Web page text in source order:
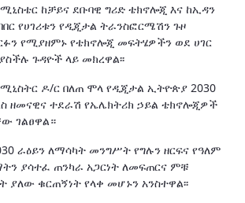
ከቻይና ደቡባዊ ግሪድ ቴክኖሎጂ እና ከኢዳን
የሀገሪቱን የዲጂታል ትራንስፎርሜሽን ጉዞ
የሚያዘምኑ የቴክኖሎጂ መፍትሄዎችን ወደ ሀገር
ጉዳዮች ላይ መክረዋል፡፡
ዶ/ር በለጠ ሞላ የዲጂታል ኢትዮጵያ 2030
ዘመናዊና ተደራሽ የኤሌክትሪክ ኃይል ቴክኖሎጂዎች
ገልፀዋል።
ራዕይን ለማሳካት መንግሥት የግሉን ዘርፍና የዓለም
ያሳተፈ ጠንካራ አጋርነት ለመፍጠርና ምቹ
ቁርጠኝነት የላቀ መሆኑን አንስተዋል፡፡